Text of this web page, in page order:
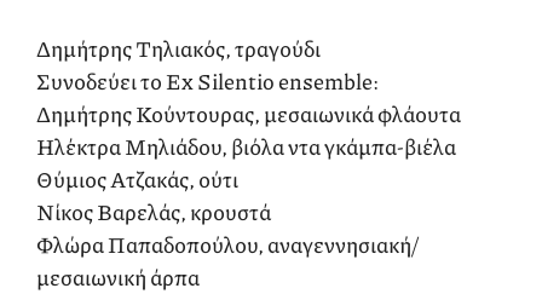
Δημήτρης Τηλιακός, τραγούδι
Συνοδεύει το Ex Silentio ensemble:
Δημήτρης Κούντουρας, μεσαιωνικά φλάουτα
Ηλέκτρα Μηλιάδου, βιόλα ντα γκάμπα-βιέλα
Θύμιος Ατζακάς, ούτι
Νίκος Βαρελάς, κρουστά
Φλώρα Παπαδοπούλου, αναγεννησιακή/
μεσαιωνική άρπα